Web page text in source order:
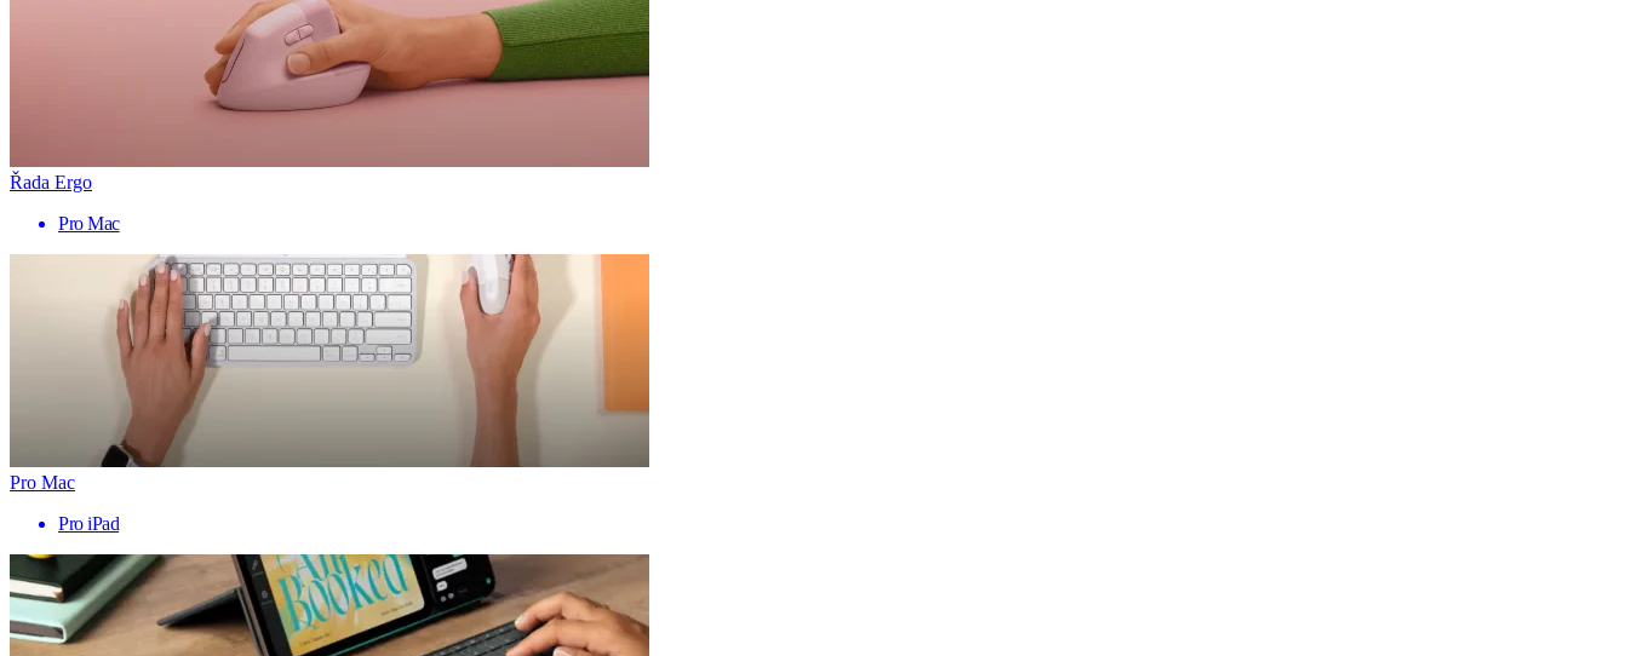
Řada Ergo
Pro Mac
Pro Mac
Pro iPad